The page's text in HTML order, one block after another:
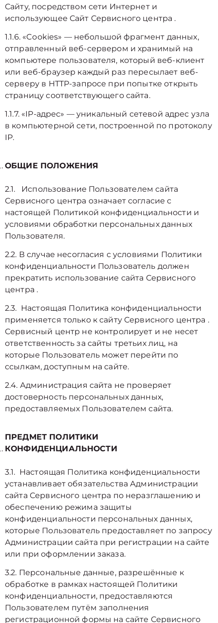
Сайту, посредством сети Интернет и
использующее Сайт Сервисного центра .
1.1.6. «Cookies» — небольшой фрагмент данных,
отправленный веб-сервером и хранимый на
компьютере пользователя, который веб-клиент
или веб-браузер каждый раз пересылает веб-
серверу в HTTP-запросе при попытке открыть
страницу соответствующего сайта.
1.1.7. «IP-адрес» — уникальный сетевой адрес узла
в компьютерной сети, построенной по протоколу
IP.
ОБЩИЕ ПОЛОЖЕНИЯ
2.1. Использование Пользователем сайта
Сервисного центра означает согласие с
настоящей Политикой конфиденциальности и
условиями обработки персональных данных
Пользователя.
2.2. В случае несогласия с условиями Политики
конфиденциальности Пользователь должен
прекратить использование сайта Сервисного
центра .
2.3. Настоящая Политика конфиденциальности
применяется только к сайту Сервисного центра .
Сервисный центр не контролирует и не несет
ответственность за сайты третьих лиц, на
которые Пользователь может перейти по
ссылкам, доступным на сайте.
2.4. Администрация сайта не проверяет
достоверность персональных данных,
предоставляемых Пользователем сайта.
ПРЕДМЕТ ПОЛИТИКИ
КОНФИДЕНЦИАЛЬНОСТИ
3.1. Настоящая Политика конфиденциальности
устанавливает обязательства Администрации
сайта Сервисного центра по неразглашению и
обеспечению режима защиты
конфиденциальности персональных данных,
которые Пользователь предоставляет по запросу
Администрации сайта при регистрации на сайте
или при оформлении заказа.
3.2. Персональные данные, разрешённые к
обработке в рамках настоящей Политики
конфиденциальности, предоставляются
Пользователем путём заполнения
регистрационной формы на cайте Сервисного